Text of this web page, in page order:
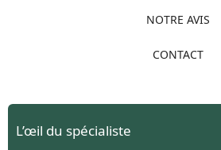
NOTRE AVIS
CONTACT
L’œil du spécialiste